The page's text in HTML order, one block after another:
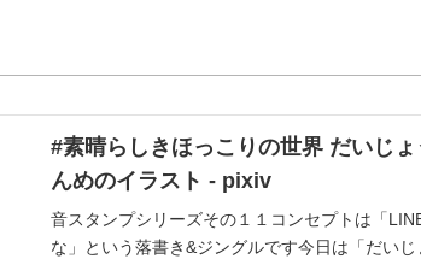
#素晴らしきほっこりの世界 だいじ
んめのイラスト - pixiv
音スタンプシリーズその１１コンセプトは「
な」という落書き&ジングルです今日は「だい